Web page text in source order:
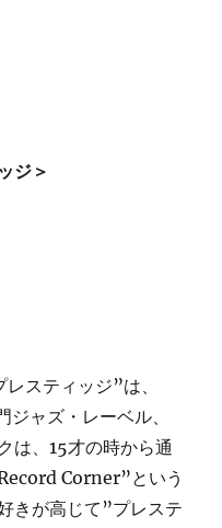
ジ＞
スティッジ”は、
ャズ・レーベル、
は、15才の時から通
Corner”という
きが高じて”プレステ